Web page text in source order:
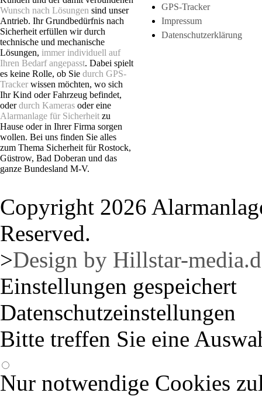
Wunsch nach Lösungen sind unser
Antrieb. Ihr Grundbedürfnis nach
Sicherheit erfüllen wir durch
technische und mechanische
Lösungen, immer individuell auf
Ihren Bedarf angepasst. Dabei spielt
es keine Rolle, ob Siedurch GPS-
Tracker wissen möchten, wo sich
Ihr Kind oder Fahrzeug befindet,
oderdurch Kameras oder eine
Alarmanlage für Sicherheit zu
Hause oder in Ihrer Firma sorgen
wollen. Bei uns finden Sie alles
zum Thema Sicherheit für Rostock,
Güstrow, Bad Doberan und das
ganze Bundesland M-V.
GPS-Tracker
Impressum
Datenschutzerklärung
Copyright 2026
Reserved.
>Design by Hillstar-
Einstellungen gespeichert
Datenschutzeinstellungen
Bitte treffen Sie eine
Nur notwendige Cookies